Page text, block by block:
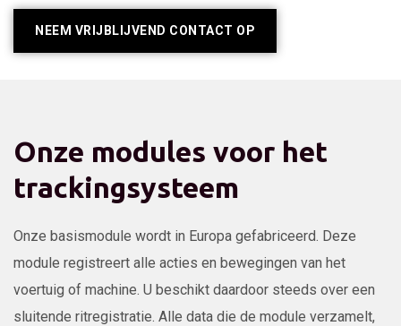
NEEM VRIJBLIJVEND CONTACT OP
Onze modules voor het
trackingsysteem
Onze basismodule wordt in Europa gefabriceerd. Deze
module registreert alle acties en bewegingen van het
voertuig of machine. U beschikt daardoor steeds over een
sluitende ritregistratie. Alle data die de module verzamelt,